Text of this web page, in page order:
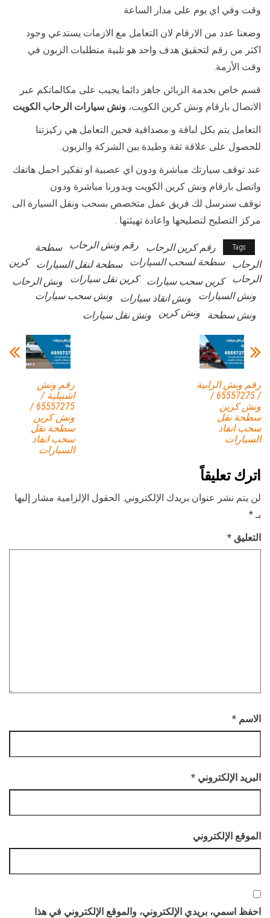
وقت وفي اي يوم على مدار الساعة
وضعنا عدد من الارقام لان التعامل مع الازمات يستدعي وجود
اكثر من رقم لتحقيق هدف واحد هو تلبية متطلبات الزبون في
وقت الأزمة.
قسم خاص بخدمة الزبائن جاهز دائما يجيب على مكالماتكم عبر
الاتصال بارقام ونش كرين الكويت، ونش سيارات الرحاب الكويت
التعامل يتم بكل لباقة و مصداقية فحين التعامل هي ركيزتنا
للحصول على علاقة ثقة وطيدة بين الشركة والزبون.
عند توقف سيارتك مباشرة ودون اي عصبية او تفكير احمل هاتفك
واتصل بارقام ونش كرين الكويت وبدورنا مباشرة ودون
توقف سنرسل لك فريق عمل متخصص بسحب ونقل السيارة الى
مركز التصليح لتصليحها واعادة تهيئتها .
Tags رقم كرين الرحاب رقم ونش الرحاب
سطحة
الرحاب
سطحة لسحب السيارات سطحة لنقل السيارات
كرين
الرحاب
كرين سحب سيارات كرين نقل سيارات
ونش الرحاب
ونش السيارات
ونش انقاذ سيارات
ونش سحب سيارات
ونش سطحة
ونش كرين ونش نقل سيارات
رقم ونش
اشبيلية /
65557275 /
ونش كرين
سطحة نقل
سحب انفاذ
السيارات
رقم ونش الرابية
/ 65557275 /
ونش كرين
سطحة نقل
سحب انفاذ
السيارات
اترك تعليقاً
لن يتم نشر عنوان بريدك الإلكتروني. الحقول الإلزامية مشار إليها
بـ *
التعليق *
الاسم *
البريد الإلكتروني *
الموقع الإلكتروني
احفظ اسمي، بريدي الإلكتروني، والموقع الإلكتروني في هذا